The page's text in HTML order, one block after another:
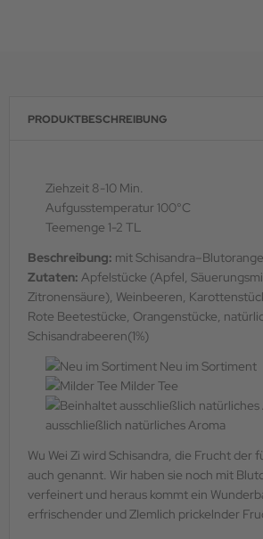
PRODUKTBESCHREIBUNG
Ziehzeit 8-10 Min.
Aufgusstemperatur 100°C
Teemenge 1-2 TL
Beschreibung: mit
Zutaten: Apfelstücke (Apfel,
Zitronensäure), Weinbeeren,
Rote Beetestücke, Orangenstücke,
Schisandrabeeren(1%)
Neu im Sortiment
Milder Tee
ausschließlich natürliches Aroma
Wu Wei Zi wird Schisandra, die Frucht der
auch genannt. Wir haben sie noch mit
verfeinert und heraus kommt ein
erfrischender und ZIemlich prickelnder